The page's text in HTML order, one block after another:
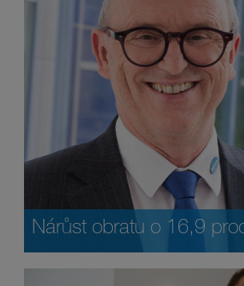
Nárůst obratu o 16,9